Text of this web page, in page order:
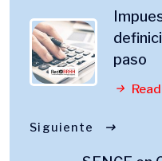
paso
Siguiente